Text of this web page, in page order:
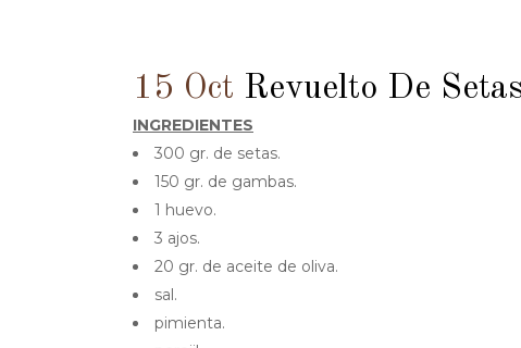
15 Oct Revuelto De
INGREDIENTES
300 gr. de setas.
150 gr. de gambas.
1 huevo.
3 ajos.
20 gr. de aceite de oliva.
sal.
pimienta.